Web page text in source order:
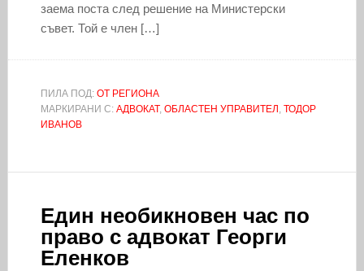
заема поста след решение на Министерски
съвет. Той е член […]
ПИЛА ПОД: ОТ РЕГИОНА
МАРКИРАНИ С: АДВОКАТ, ОБЛАСТЕН УПРАВИТЕЛ , ТОДОР
ИВАНОВ
Един необикновен час по
право с адвокат Георги
Еленков